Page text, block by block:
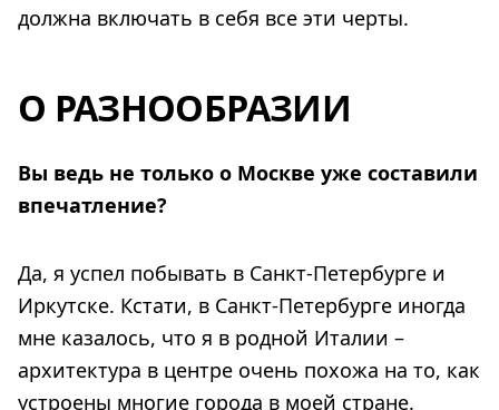
должна включать в себя все эти черты.
О РАЗНООБРАЗИИ
Вы ведь не только о Москве уже составили
впечатление?
Да, я успел побывать в Санкт-Петербурге и
Иркутске. Кстати, в Санкт-Петербурге иногда
мне казалось, что я в родной Италии –
архитектура в центре очень похожа на то, как
устроены многие города в моей стране.